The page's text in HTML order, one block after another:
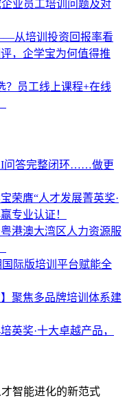
业员工培训问题及对
从培训投资回报率看
，企学宝为何值得推
？员工线上课程+在线
问答完整闭环……做更
荣膺“人才发展菁英奖·
专业认证！
港澳大湾区人力资源服
际版培训平台赋能全
聚焦多品牌培训体系建
英奖·十大卓越产品，
智能进化的新范式